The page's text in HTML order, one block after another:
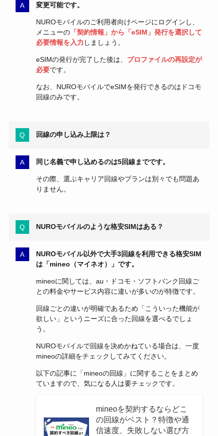
変更可能です。
NUROモバイルのご利用者向けページにログインし、
メニューの「契約情報」から「eSIM」発行を選択して
必要情報を入力 しましょう。
eSIMの発行が完了した後は、 プロファイルの再設定が
必要です。
なお、NUROモバイルでeSIMを発行できるのはドコモ
回線のみです。
回線の申し込み上限は？
同じ名義で申し込めるのは5回線までです。
その際、選ぶキャリア回線やプランは別々でも問題あ
りません。
NUROモバイルのような格安SIMはある？
NUROモバイル以外で大手3回線を利用できる格安SIM
は「mineo（マイネオ）」です。
mineoに関しては、au・ドコモ・ソフトバンク回線ご
との料金やサービス内容に違いが多いのが特徴です。
回線ごとの違いが明確であるため「こういった機能が
欲しい」というニーズに合った回線を選べるでしょ
う。
NUROモバイルで回線を決めかねている場合は、一度
mineoの詳細をチェックしてみてください。
以下の記事に「mineoの回線」に関することをまとめ
ていますので、気になる人は要チェックです。
mineoを契約するならどこ
の回線がベスト？特徴や通
信速度、失敗しない選び方